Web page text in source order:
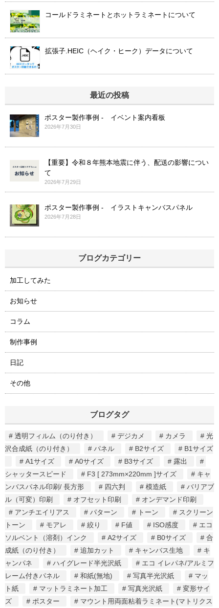
コールドラミネートとホットラミネートについて
拡張子.HEIC（ヘイク・ヒーク）データについて
最近の投稿
ポスター製作事例 - イベント案内看板
2026年7月30日
【重要】令和８年熊本地震に伴う、配送の影響につい
て
2026年7月29日
ポスター製作事例 - イラストキャンバスパネル
2026年7月28日
ブログカテゴリー
加工してみた
お知らせ
コラム
制作事例
日記
その他
ブログタグ
透明フィルム（のり付き） デジカメ カメラ
光
沢合成紙（のり付き）
パネル B2サイズ
B1サイズ
A1サイズ
A0サイズ B3サイズ
露出
シャッタースピード
F3 [ 273mm×220mm ]サイズ
キャ
ンバスパネル印刷/ 長方形
四六判 模造紙
バリアブ
ル（可変）印刷
オフセット印刷
オンデマンド印刷
アンチエイリアス
パターン トーン
スクリーン
トーン
モアレ 絞り F値 ISO感度
エコ
ソルベント（溶剤）インク
A2サイズ B0サイズ
合
成紙（のり付き）
追加カット キャンバス生地
キ
ャンパネ
ハイグレード半光沢紙
エコ イレパネ/アルミフ
レーム付きパネル
和紙(無地) 写真半光沢紙
マッ
ト紙
マットラミネート加工 写真光沢紙
変形サイ
ズ
ポスター マウント用両面粘着ラミネート(マトリクス